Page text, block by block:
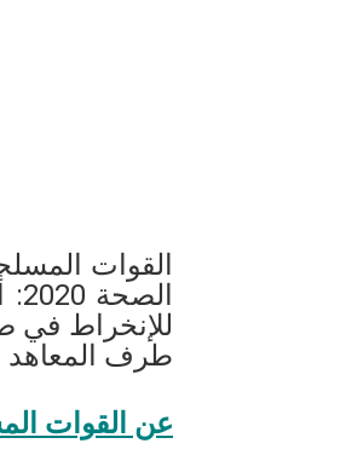
القوات
للإنخراط في
طرف المعاهد
عن القوات